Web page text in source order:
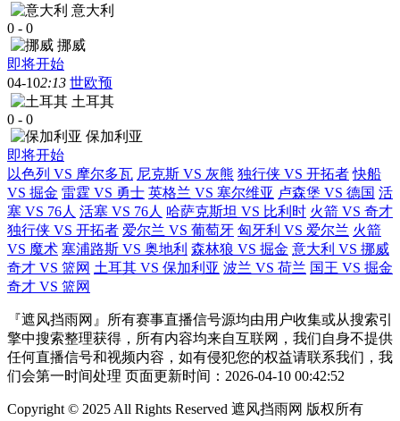
意大利
0 - 0
挪威
即将开始
04-102:13 世欧预
土耳其
0 - 0
保加利亚
即将开始
以色列 VS 摩尔多瓦 尼克斯 VS 灰熊 独行侠 VS 开拓者 快船
VS 掘金 雷霆 VS 勇士 英格兰 VS 塞尔维亚 卢森堡 VS 德国 活
塞 VS 76人 活塞 VS 76人 哈萨克斯坦 VS 比利时 火箭 VS 奇才
独行侠 VS 开拓者 爱尔兰 VS 葡萄牙 匈牙利 VS 爱尔兰 火箭
VS 魔术 塞浦路斯 VS 奥地利 森林狼 VS 掘金 意大利 VS 挪威
奇才 VS 篮网 土耳其 VS 保加利亚 波兰 VS 荷兰 国王 VS 掘金
奇才 VS 篮网
『遮风挡雨网』所有赛事直播信号源均由用户收集或从搜索引
擎中搜索整理获得，所有内容均来自互联网，我们自身不提供
任何直播信号和视频内容，如有侵犯您的权益请联系我们，我
们会第一时间处理 页面更新时间：2026-04-10 00:42:52
Copyright © 2025 All Rights Reserved 遮风挡雨网 版权所有